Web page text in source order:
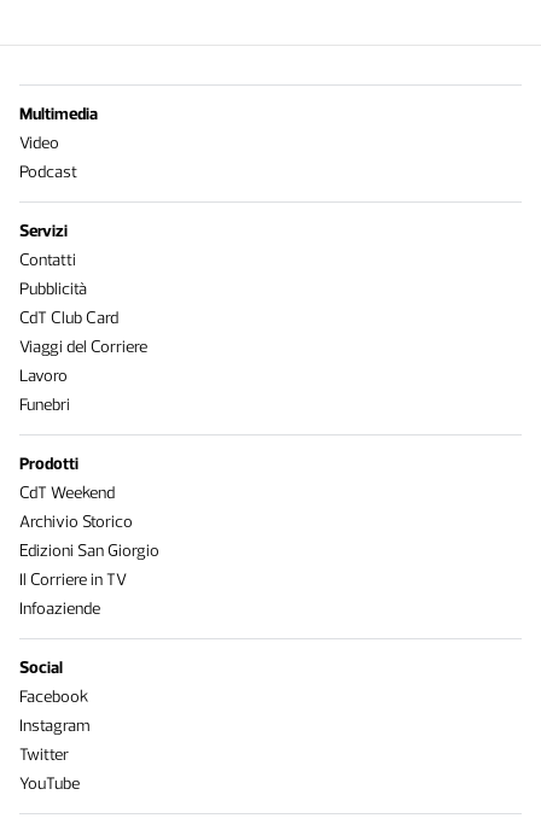
Multimedia
Video
Podcast
Servizi
Contatti
Pubblicità
CdT Club Card
Viaggi del Corriere
Lavoro
Funebri
Prodotti
CdT Weekend
Archivio Storico
Edizioni San Giorgio
Il Corriere in TV
Infoaziende
Social
Facebook
Instagram
Twitter
YouTube